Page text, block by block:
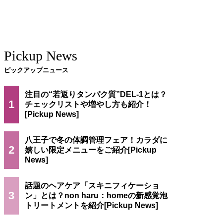
Pickup News
ピックアップニュース
1
注目の“若返りタンパク質”DEL-1とは？
チェックリストや増やし方も紹介！
2
八王子で冬の体調管理フェア！カラダに
嬉しい限定メニューをご紹介
3
話題のヘアケア「スキニフィケーショ
ン」とは？non haru：homeの新感覚泡
トリートメントを紹介